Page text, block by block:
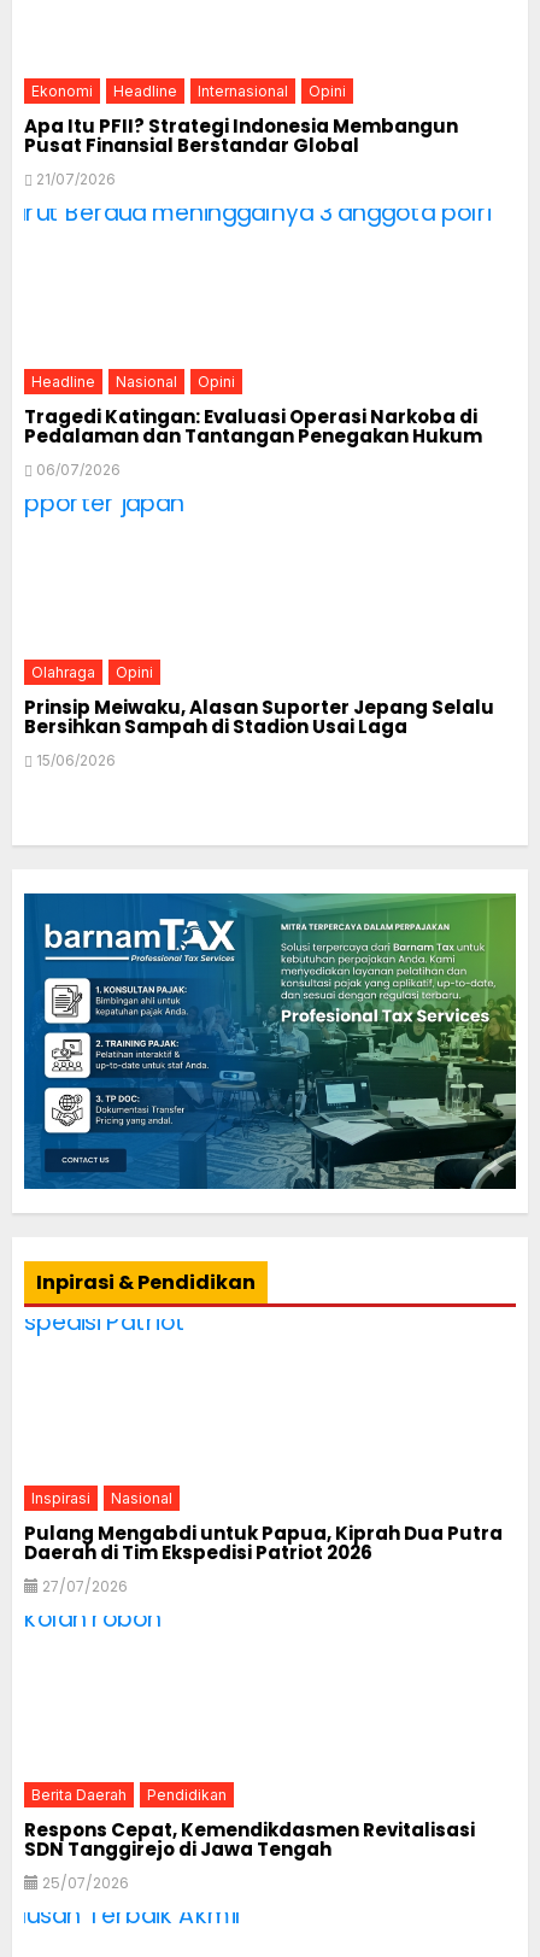
Ekonomi Headline Internasional Opini
Apa Itu PFII? Strategi Indonesia Membangun
Pusat Finansial Berstandar Global
21/07/2026
Headline Nasional Opini
Tragedi Katingan: Evaluasi Operasi Narkoba di
Pedalaman dan Tantangan Penegakan Hukum
06/07/2026
Olahraga Opini
Prinsip Meiwaku, Alasan Suporter Jepang Selalu
Bersihkan Sampah di Stadion Usai Laga
15/06/2026
Inpirasi & Pendidikan
Inspirasi Nasional
Pulang Mengabdi untuk Papua, Kiprah Dua Putra
Daerah di Tim Ekspedisi Patriot 2026
27/07/2026
Berita Daerah Pendidikan
Respons Cepat, Kemendikdasmen Revitalisasi
SDN Tanggirejo di Jawa Tengah
25/07/2026